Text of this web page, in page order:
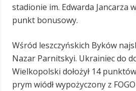
stadionie im. Edwarda Jancarza
punkt bonusowy.
Wśród leszczyńskich Byków
Nazar Parnitskyi. Ukrainiec do
Wielkopolski dołożył 14
prym wiódł wypożyczony z